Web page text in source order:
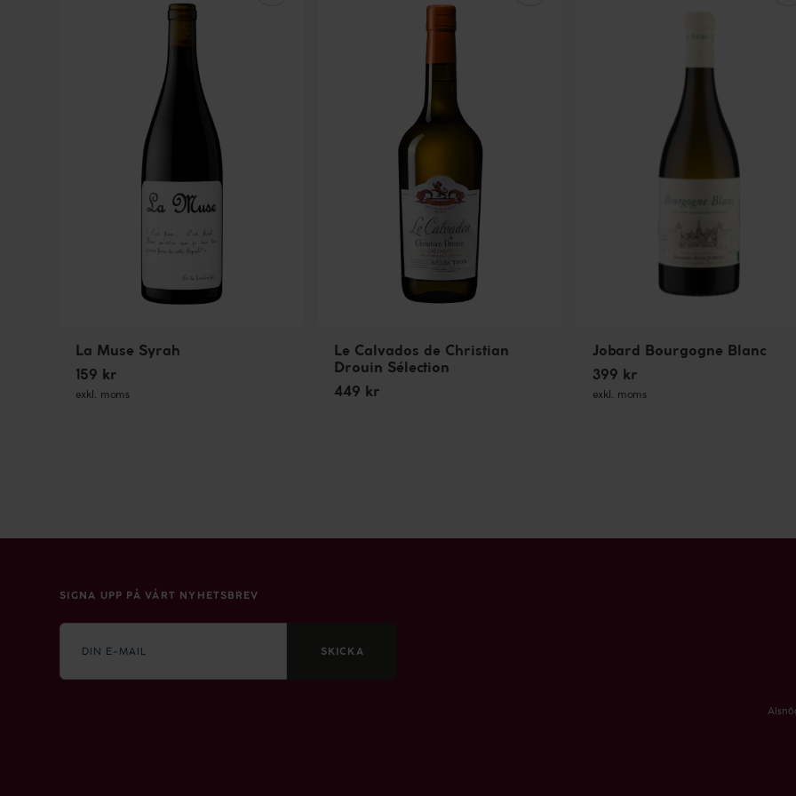
La Muse Syrah
159 kr
exkl. moms
Le Calvados de Christian
Drouin Sélection
449 kr
Jobard Bourgogne Blanc
399 kr
exkl. moms
SIGNA UPP PÅ VÅRT NYHETSBREV
mail SKICKA